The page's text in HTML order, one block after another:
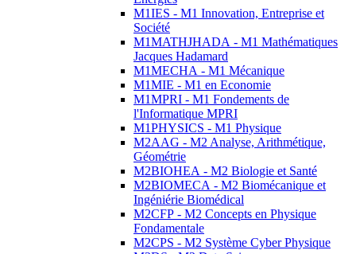
M1IES - M1 Innovation, Entreprise et
Société
M1MATHJHADA - M1 Mathématiques
Jacques Hadamard
M1MECHA - M1 Mécanique
M1MIE - M1 en Economie
M1MPRI - M1 Fondements de
l'Informatique MPRI
M1PHYSICS - M1 Physique
M2AAG - M2 Analyse, Arithmétique,
Géométrie
M2BIOHEA - M2 Biologie et Santé
M2BIOMECA - M2 Biomécanique et
Ingéniérie Biomédical
M2CFP - M2 Concepts en Physique
Fondamentale
M2CPS - M2 Système Cyber Physique